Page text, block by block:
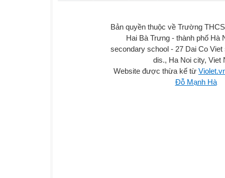
Bản quyền thuộc về Trường
Hai Bà Trưng - thành phố Hà
secondary school - 27 Dai Co Viet
dis., Ha Noi city, Viet
Website được thừa kế từ
Đỗ Mạnh Hà